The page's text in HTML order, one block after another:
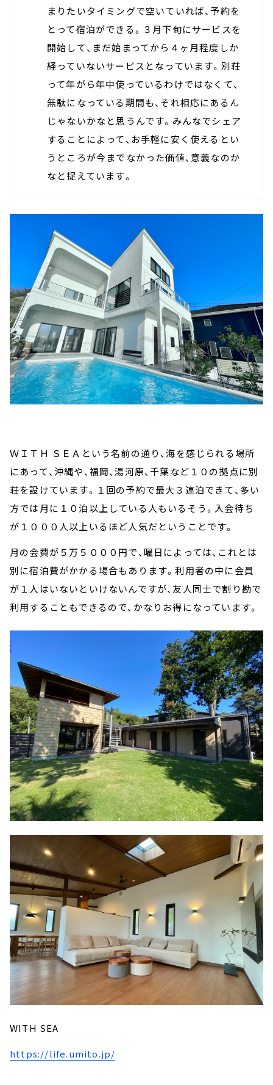
まりたいタイミングで空いていれば、予約を
とって宿泊ができる。３月下旬にサービスを
開始して、まだ始まってから４ヶ月程度しか
経っていないサービスとなっています。別荘
って年がら年中使っているわけではなくて、
無駄になっている期間も、それ相応にあるん
じゃないかなと思うんです。みんなでシェア
することによって、お手軽に安く使えるとい
うところが今までなかった価値、意義なのか
なと捉えています。
ＷＩＴＨ ＳＥＡという名前の通り、海を感じられる場所
にあって、沖縄や、福岡、湯河原、千葉など１０の拠点に別
荘を設けています。１回の予約で最大３連泊できて、多い
方では月に１０泊以上している人もいるそう。入会待ち
が１０００人以上いるほど人気だということです。
月の会費が５万５０００円で、曜日によっては、これとは
別に宿泊費がかかる場合もあります。利用者の中に会員
が１人はいないといけないんですが、友人同士で割り勘で
利用することもできるので、かなりお得になっています。
WITH SEA
https://life.umito.jp/